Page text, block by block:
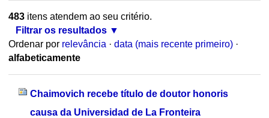
483itens atendem ao seu critério.
Filtrar os resultados
Ordenar por relevância · data (mais recente primeiro) ·
alfabeticamente
Chaimovich recebe título de doutor honoris
causa da Universidad de La Fronteira